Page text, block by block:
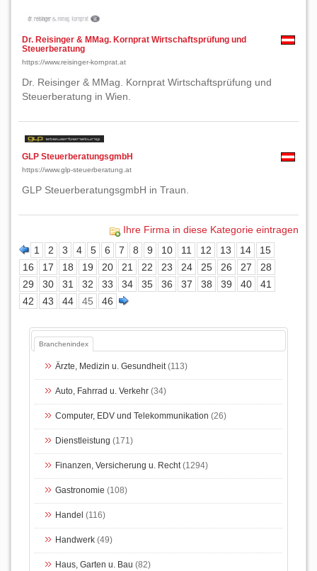
Dr. Reisinger & MMag. Kornprat Wirtschaftsprüfung und
Steuerberatung
https://www.reisinger-kornprat.at
Dr. Reisinger & MMag. Kornprat Wirtschaftsprüfung und
Steuerberatung in Wien.
GLP SteuerberatungsgmbH
https://www.glp-steuerberatung.at
GLP SteuerberatungsgmbH in Traun.
Ihre Firma in diese Kategorie eintragen
1
2 3 4 5 6 7 8 9 10 11 12 13 14
15
16
17 18 19 20 21 22 23 24 25 26 27
28
29
30 31 32 33 34 35 36 37 38 39 40
41
42
43 44 45 46
Branchenindex
Ärzte, Medizin u. Gesundheit(113)
Auto, Fahrrad u. Verkehr (34)
Computer, EDV und Telekommunikation (26)
Dienstleistung (171)
Finanzen, Versicherung u. Recht(1294)
Gastronomie (108)
Handel (116)
Handwerk (49)
Haus, Garten u. Bau (82)